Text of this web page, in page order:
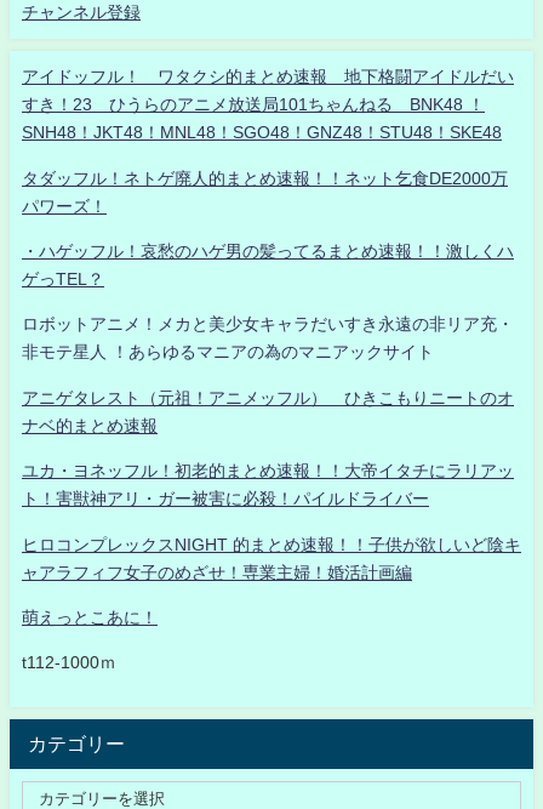
チャンネル登録
アイドッフル！ ワタクシ的まとめ速報 地下格闘アイドルだい
すき！23 ひうらのアニメ放送局101ちゃんねる BNK48 ！
SNH48！JKT48！MNL48！SGO48！GNZ48！STU48！SKE48
タダッフル！ネトゲ廃人的まとめ速報！！ネット乞食DE2000万
パワーズ！
・ハゲッフル！哀愁のハゲ男の髪ってるまとめ速報！！激しくハ
ゲっTEL？
ロボットアニメ！メカと美少女キャラだいすき永遠の非リア充・
非モテ星人 ！あらゆるマニアの為のマニアックサイト
アニゲタレスト（元祖！アニメッフル） ひきこもりニートのオ
ナベ的まとめ速報
ユカ・ヨネッフル！初老的まとめ速報！！大帝イタチにラリアッ
ト！害獣神アリ・ガー被害に必殺！パイルドライバー
ヒロコンプレックスNIGHT 的まとめ速報！！子供が欲しいど陰キ
ャアラフィフ女子のめざせ！専業主婦！婚活計画編
萌えっとこあに！
t112-1000ｍ
カテゴリー